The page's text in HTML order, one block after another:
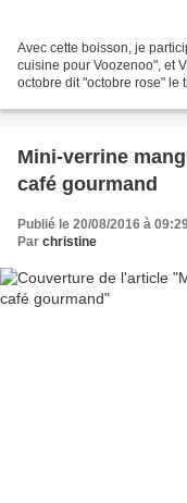
Avec cette boisson, je
cuisine pour Voozenoo", et
octobre dit "octobre rose" le
Mini-verrine
café gourmand
Publié le 20/08/2016 à
Par christine